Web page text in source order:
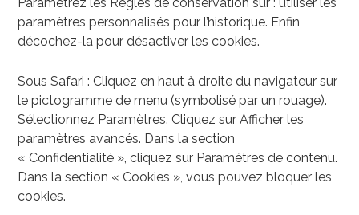
Paramétrez les Règles de conservation sur : utiliser les
paramètres personnalisés pour l’historique. Enfin
décochez-la pour désactiver les cookies.
Sous Safari : Cliquez en haut à droite du navigateur sur
le pictogramme de menu (symbolisé par un rouage).
Sélectionnez Paramètres. Cliquez sur Afficher les
paramètres avancés. Dans la section
« Confidentialité », cliquez sur Paramètres de contenu.
Dans la section « Cookies », vous pouvez bloquer les
cookies.